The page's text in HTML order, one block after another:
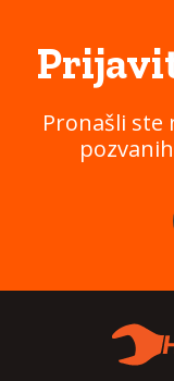
Pronašli ste